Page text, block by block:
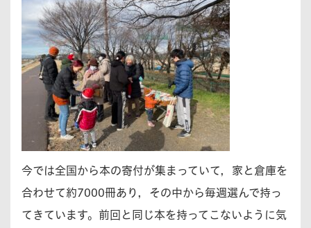
今では全国から本の寄付が集まっていて，家と倉庫を
合わせて約7000冊あり，その中から毎週選んで持っ
てきています。前回と同じ本を持ってこないように気